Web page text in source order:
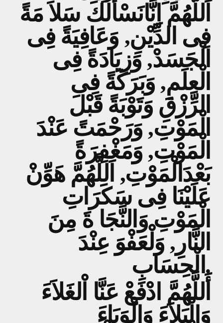
اَللَّهُمَّ اِنَّانَسْأَلُكَ سَلاَ مَةً
فِى الدِّيْنِ, وَعَافِيَةً فِى
الْجَسَدْ, وَزِيَادَةً فِى
الْعِلَمِ, وَبَرَكَةً فِى
الرِّزْقِ وَتَوْبَةً قَبْلَ
الْمَوْتِ, وَرَحْمَتً عَنْدَ
الْمَوْتِ, وَمَغْفِرَةً
بَعْدَالْمَوْتِ, اَللَّهُمَّ هَوِّنْ
عَلَيْنَا فِى سَكَرَاتِ
الْمَوْتِ وَالنَّجَا ةَ مِنَ
النَّارِ, وَلْعَفْوَ عِنْدَ
الْحِسَابِ.
أَللَّهُمَّ ادْفَعْ عَنَّا اْلغَلاَءَ
وَالْبَلاَءَ وَالْوَبَاءَ